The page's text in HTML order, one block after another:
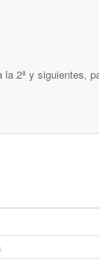
2ª y siguientes,